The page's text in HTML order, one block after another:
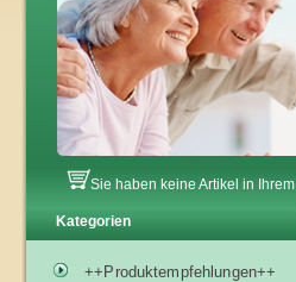
Sie haben keine Artikel in Ihrem
Kategorien
++Produktempfehlungen++